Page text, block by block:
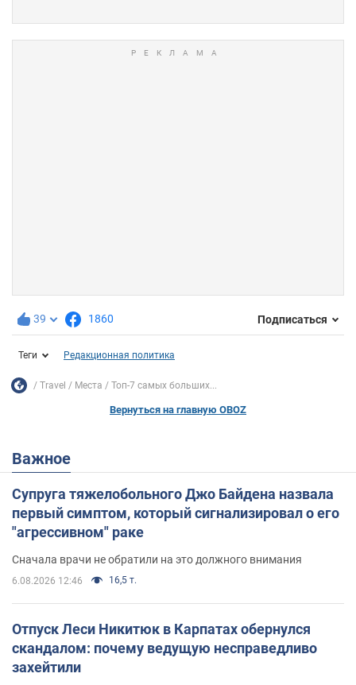
39 1860 Подписаться
Теги Редакционная политика
Travel Места Топ-7 самых больших...
Вернуться на главную OBOZ
Важное
Супруга тяжелобольного Джо Байдена назвала
первый симптом, который сигнализировал о его
"агрессивном" раке
Сначала врачи не обратили на это должного внимания
6.08.2026 12:46 16,5 т.
Отпуск Леси Никитюк в Карпатах обернулся
скандалом: почему ведущую несправедливо
захейтили